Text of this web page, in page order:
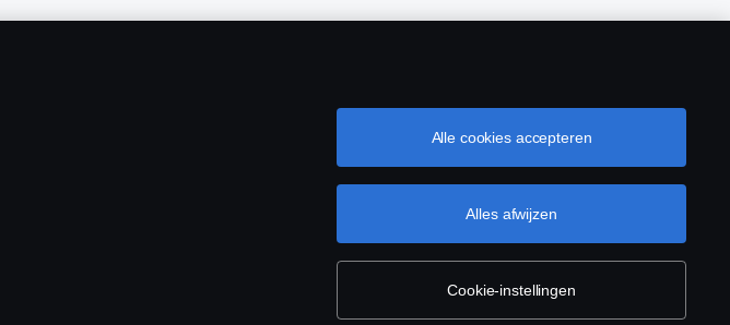
Cookie-instellingen
Alles afwijzen
Alle cookies accepteren